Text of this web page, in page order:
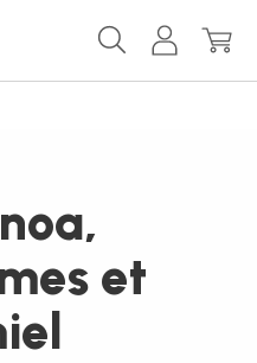
MonMon
et